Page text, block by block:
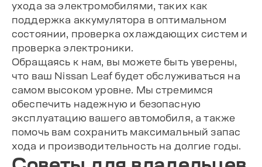
ухода за электромобилями, таких как
поддержка аккумулятора в оптимальном
состоянии, проверка охлаждающих систем и
проверка электроники.
Обращаясь к нам, вы можете быть уверены,
что ваш Nissan Leaf будет обслуживаться на
самом высоком уровне. Мы стремимся
обеспечить надежную и безопасную
эксплуатацию вашего автомобиля, а также
помочь вам сохранить максимальный запас
хода и производительность на долгие годы.